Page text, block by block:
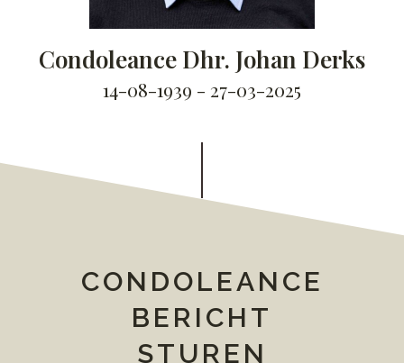
Condoleance Dhr. Johan Derks
14-08-1939 - 27-03-2025
CONDOLEANCE
BERICHT
STUREN